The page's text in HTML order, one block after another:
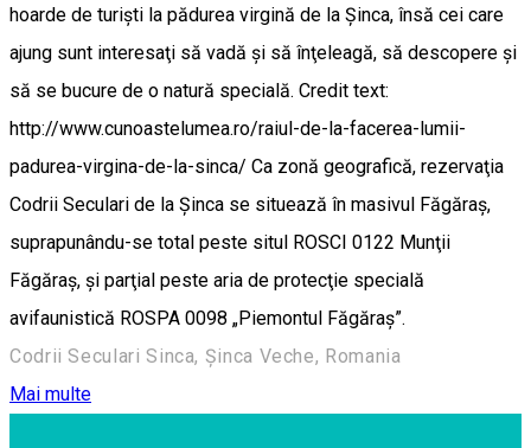
hoarde de tu­rişti la pădurea virgină de la Şinca, însă cei care
ajung sunt interesaţi să vadă şi să înţeleagă, să descopere şi
să se bucure de o natură specială. Credit text:
http://www.cunoastelumea.ro/raiul-de-la-facerea-lumii-
padurea-virgina-de-la-sinca/ Ca zonă geografică, rezervaţia
Codrii Seculari de la Şinca se situează în masivul Făgăraş,
suprapunându-se total peste situl ROSCI 0122 Munţii
Făgăraş, şi parţial peste aria de protecţie specială
avifaunistică ROSPA 0098 „Piemontul Făgăraş”.
Codrii Seculari Sinca, Șinca Veche, Romania
Mai multe